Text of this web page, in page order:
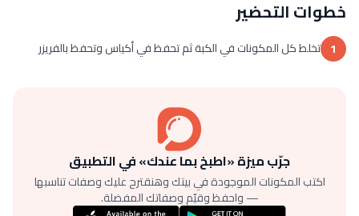
خطوات التحضير
1 تخلط كل المكونات في الكبة ثم تحفظ في أكياس وتحفظ بالفريزر
جرّب ميزة «اطبخ بما عندك» في التطبيق
اكتب المكونات الموجودة في بيتك وهنقترح عليك وصفات تناسبها
— واحفظ وقيّم وصفاتك المفضلة.